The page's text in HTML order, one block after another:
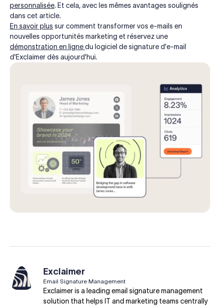
personnalisée. Et cela, avec les mêmes avantages soulignés
dans cet article.
En savoir plus sur comment transformer vos e-mails en
nouvelles opportunités marketing et réservez une
démonstration en lignedu logiciel de signature d'e-mail
d'Exclaimer dès aujourd'hui.
Exclaimer
Email Signature Management
Exclaimer is a leading email signature management
solution that helps IT and marketing teams centrally